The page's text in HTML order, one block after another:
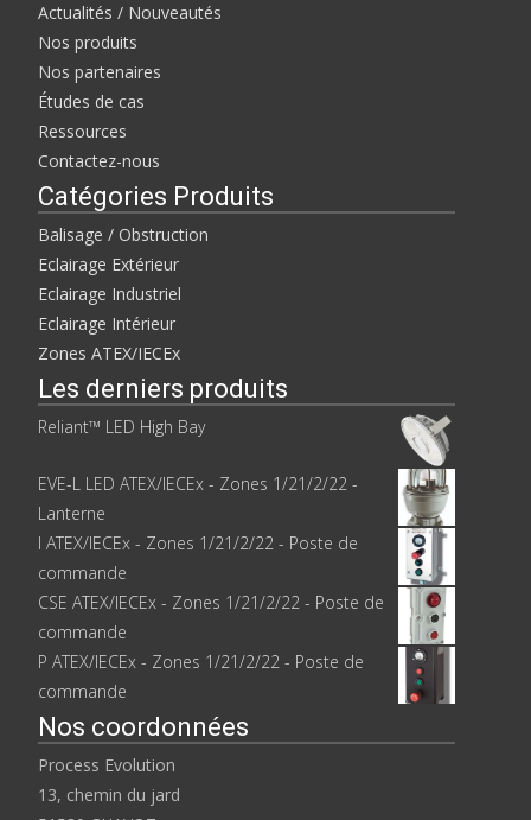
Actualités / Nouveautés
Nos produits
Nos partenaires
Études de cas
Ressources
Contactez-nous
Catégories Produits
Balisage / Obstruction
Eclairage Extérieur
Eclairage Industriel
Eclairage Intérieur
Zones ATEX/IECEx
Les derniers produits
Reliant™ LED High Bay
EVE-L LED ATEX/IECEx - Zones 1/21/2/22 -
Lanterne
I ATEX/IECEx - Zones 1/21/2/22 - Poste de
commande
CSE ATEX/IECEx - Zones 1/21/2/22 - Poste de
commande
P ATEX/IECEx - Zones 1/21/2/22 - Poste de
commande
Nos coordonnées
Process Evolution
13, chemin du jard